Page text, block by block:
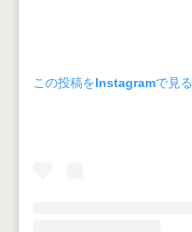
この投稿をInstagramで見る